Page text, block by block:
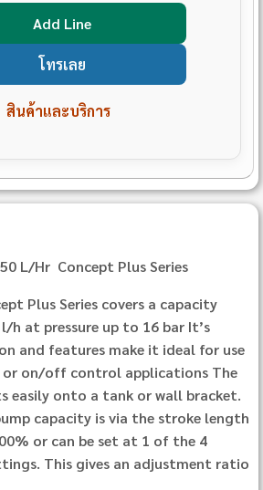
Add Line
โทรเลย
สินค้าและบริการ
L/Hr Concept Plus Series
Plus Series covers a capacity
h at pressure up to 16 bar It’s
and features make it ideal for use
on/off control applications The
easily onto a tank or wall bracket.
capacity is via the stroke length
or can be set at 1 of the 4
This gives an adjustment ratio